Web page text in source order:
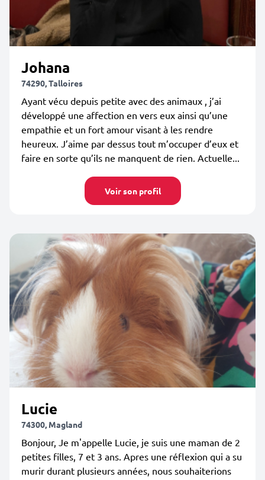
Johana
74290, Talloires
Ayant vécu depuis petite avec des animaux , j’ai
développé une affection en vers eux ainsi qu’une
empathie et un fort amour visant à les rendre
heureux. J’aime par dessus tout m’occuper d’eux et
faire en sorte qu’ils ne manquent de rien. Actuelle...
Voir son profil
Lucie
74300, Magland
Bonjour, Je m'appelle Lucie, je suis une maman de 2
petites filles, 7 et 3 ans. Apres une réflexion qui a su
murir durant plusieurs années, nous souhaiterions